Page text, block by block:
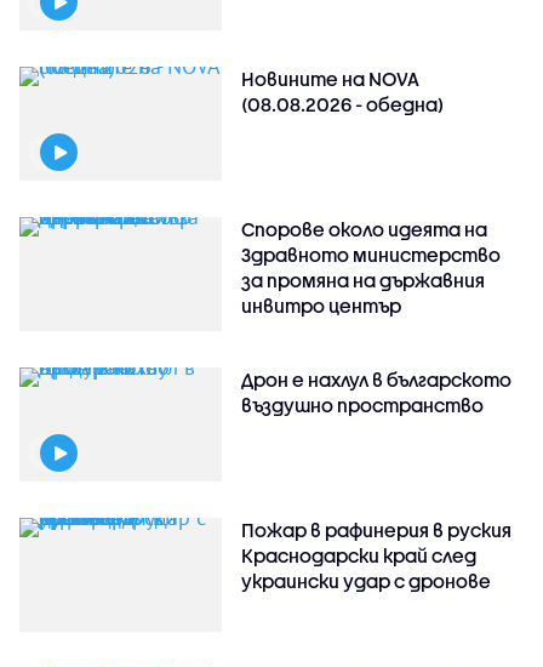
Новините на NOVA
(08.08.2026 - обедна)
Спорове около идеята на
Здравното министерство
за промяна на държавния
инвитро център
Дрон е нахлул в българското
въздушно пространство
Пожар в рафинерия в руския
Краснодарски край след
украински удар с дронове